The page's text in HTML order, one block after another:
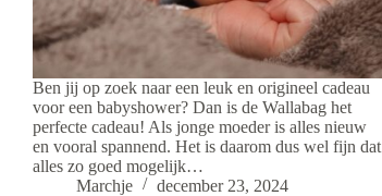
Ben jij op zoek naar een leuk en origineel cadeau
voor een babyshower? Dan is de Wallabag het
perfecte cadeau! Als jonge moeder is alles nieuw
en vooral spannend. Het is daarom dus wel fijn dat
alles zo goed mogelijk…
Marchje
december 23, 2024